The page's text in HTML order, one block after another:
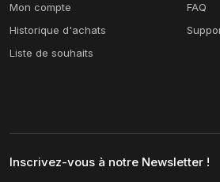
Mon compte
Historique d'achats
Liste de souhaits
FAQ
Inscrivez-vous à notre Newsletter !